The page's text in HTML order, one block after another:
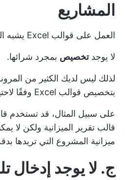
المشاريع
العمل على قوالب Excel يشبه التسوق لشراء الأحذية.
لا يوجدتخصيص بمجرد شرائها.
لذلك ليس لديك الكثير من
بتخصيص قوالب Excel وفقًا لاحتياجات مشروعك.
على سبيل المثال، قد تستخدم
قالب تقرير الميزانية ولكن لا
ميزانية المشروع التي تريدها
ج. لا يوجد إدخال